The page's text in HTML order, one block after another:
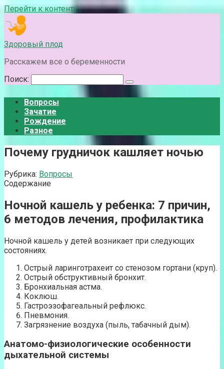
Перейти к контенту
Здоровый плод
Расскажем все о беременности
Поиск:
Вопросы
Зачатие
Рождение
Разное
Почему грудничок кашляет ночью
Рубрика: Вопросы
Содержание
Ночной кашель у ребенка: 7 причин,
6 методов лечения, профилактика
Ночной кашель у детей возникает при следующих
состояниях.
Острый ларинготрахеит со стенозом гортани (круп).
Острый обструктивный бронхит.
Бронхиальная астма.
Коклюш.
Гастроэзофагеальный рефлюкс.
Пневмония.
Загрязнение воздуха (пыль, табачный дым).
Анатомо-физиологические особенности
дыхательной системы